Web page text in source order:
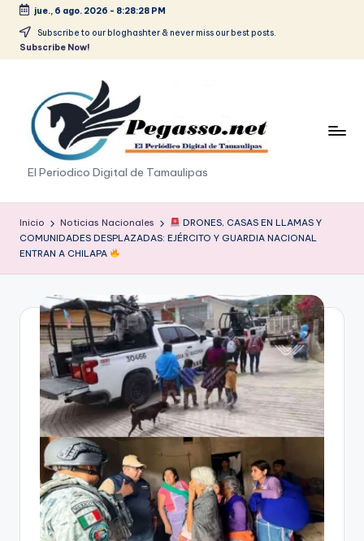
Saltar
jue., 6 ago. 2026 - 8:28:28 PM
Subscribe to our bloghashter & never miss our best posts.
Subscribe Now!
p
e
g
a
s
o
p
El Periodico Digital de Tamaulipas
Inicio Noticias Nacionales
DRONES, CASAS EN LLAMAS Y
COMUNIDADES DESPLAZADAS: EJÉRCITO Y GUARDIA NACIONAL
ENTRAN A CHILAPA